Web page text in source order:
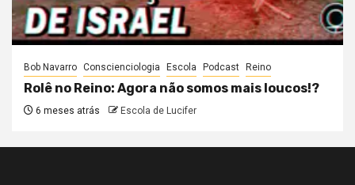
Bob Navarro Conscienciologia Escola Podcast Reino
Rolê no Reino: Agora não somos mais loucos!?
6 meses atrás Escola de Lucifer